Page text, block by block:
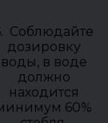
Соблюдайте
дозировку
воды, в воде
должно
находится
60%